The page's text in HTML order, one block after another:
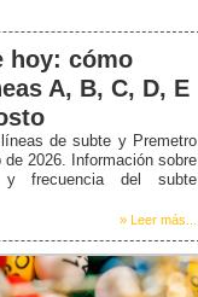
hoy: cómo
A, B, C, D, E
de subte y Premetro
2026. Información sobre
y frecuencia del subte
» Leer más...